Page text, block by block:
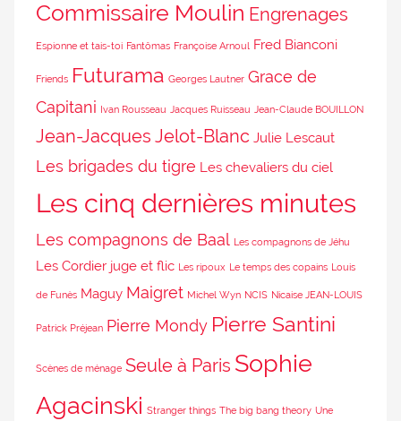
Commissaire Moulin Engrenages
Espionne et tais-toi Fantômas Françoise Arnoul Fred Bianconi
Friends Futurama Georges Lautner Grace de
Capitani Ivan Rousseau Jacques Ruisseau Jean-Claude BOUILLON
Jean-Jacques Jelot-Blanc Julie Lescaut
Les brigades du tigre Les chevaliers du ciel
Les cinq dernières minutes
Les compagnons de Baal Les compagnons de Jéhu
Les Cordier juge et flic Les ripoux Le temps des copains Louis
de Funès Maguy Maigret Michel Wyn NCIS Nicaise JEAN-LOUIS
Patrick Préjean Pierre Mondy Pierre Santini
Scènes de ménage Seule à Paris Sophie
Agacinski Stranger things The big bang theory Une